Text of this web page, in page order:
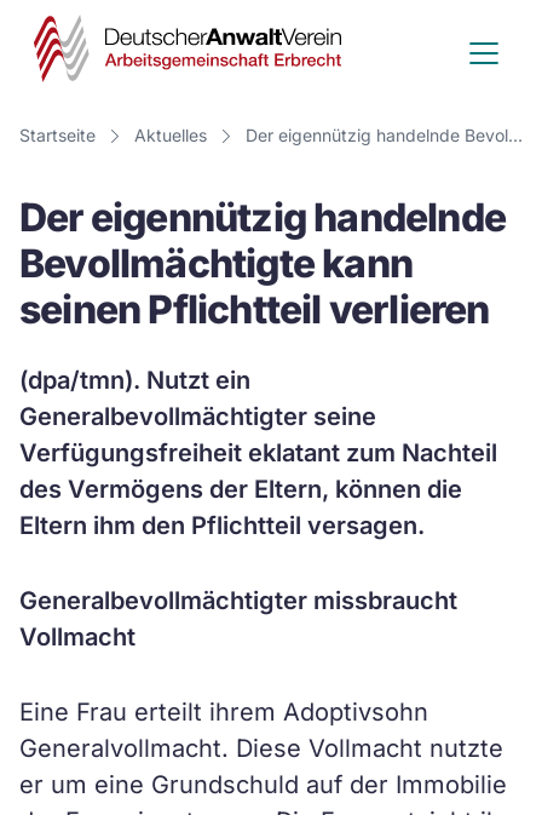
Deutscher
Anwalt
Verein
Erbrecht
Startseite Aktuelles Der eigennützig handelnde Bevollmächtigte kann seinen Pflichtteil verlieren
Der eigennützig handelnde
Bevollmächtigte kann
seinen Pflichtteil verlieren
(dpa/tmn). Nutzt ein
Generalbevollmächtigter seine
Verfügungsfreiheit eklatant zum Nachteil
des Vermögens der Eltern, können die
Eltern ihm den Pflichtteil versagen.
Generalbevollmächtigter missbraucht
Vollmacht
Eine Frau erteilt ihrem Adoptivsohn
Generalvollmacht. Diese Vollmacht nutzte
er um eine Grundschuld auf der Immobilie